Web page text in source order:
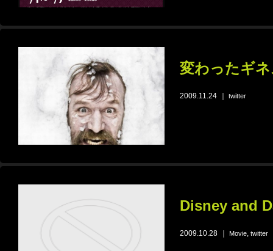
変わったギ
2009.11.24 twitter
Disney and
2009.10.28 Movie, twitter